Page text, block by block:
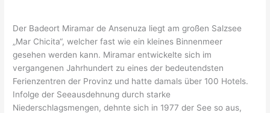
Der Badeort Miramar de Ansenuza liegt am großen Salzsee
„Mar Chicita“, welcher fast wie ein kleines Binnenmeer
gesehen werden kann. Miramar entwickelte sich im
vergangenen Jahrhundert zu eines der bedeutendsten
Ferienzentren der Provinz und hatte damals über 100 Hotels.
Infolge der Seeausdehnung durch starke
Niederschlagsmengen, dehnte sich in 1977 der See so aus,